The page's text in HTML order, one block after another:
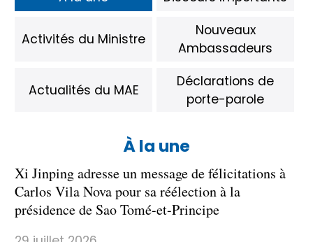
À la une
Xi Jinping adresse un message de félicitations à
Carlos Vila Nova pour sa réélection à la
présidence de Sao Tomé-et-Principe
Activités du Ministre
Nouveaux
Ambassadeurs
​Actualités du MAE
Déclarations de
porte-parole